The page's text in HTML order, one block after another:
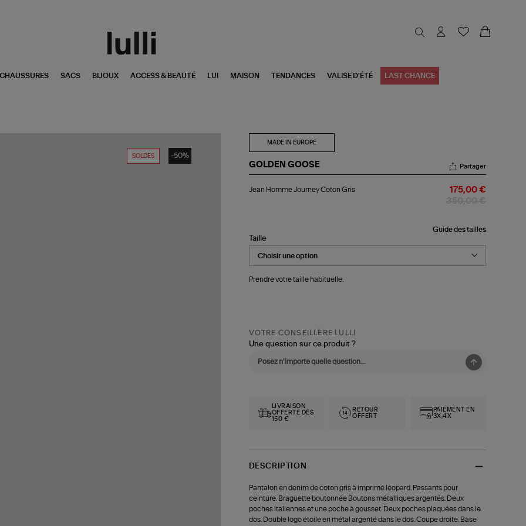
CHAUSSURES SACS BIJOUX ACCESS & BEAUTÉ LUI MAISON TENDANCES VALISE D'ÉTÉ LAST CHANCE
SOLDES -50%
MADE IN EUROPE
GOLDEN GOOSE
Homme
Partager
Jean Homme Journey Coton Gris 175,00 €
Guide des tailles
Taille
Prendre votre taille habituelle.
VOTRE CONSEILLÈRE LULLI
Une question sur ce produit ?
LIVRAISON
OFFERTE DÈS
150 €
RETOUR
OFFERT
PAIEMENT EN
3X,4X
DESCRIPTION
Pantalon en denim de coton gris à imprimé léopard. Passants pour
ceinture. Braguette boutonnée Boutons métalliques argentés. Deux
poches italiennes et une poche à gousset. Deux poches plaquées dans le
dos. Double logo étoile en métal argenté dans le dos. Coupe droite. Base